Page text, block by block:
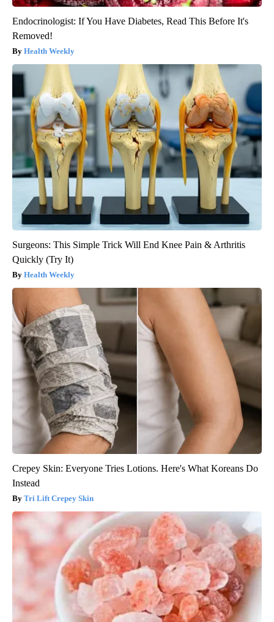
Endocrinologist: If You Have Diabetes, Read This Before It's
Removed!
Health Weekly
Surgeons: This Simple Trick Will End Knee Pain & Arthritis
Quickly (Try It)
Health Weekly
Crepey Skin: Everyone Tries Lotions. Here's What Koreans Do
Instead
Tri Lift Crepey Skin